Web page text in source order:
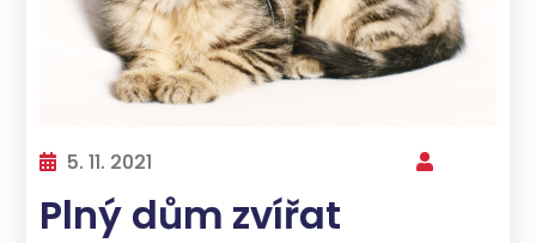
5. 11. 2021
Plný dům zvířat